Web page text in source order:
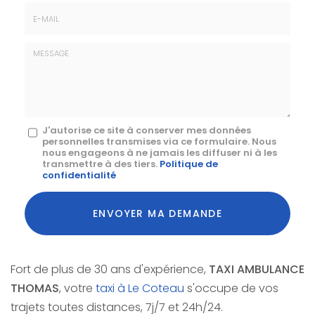
Message
J'autorise ce site à conserver mes données
personnelles transmises via ce formulaire. Nous
nous engageons à ne jamais les diffuser ni à les
transmettre à des tiers. Politique de
confidentialité
Acceptation
RGPD
*
ENVOYER MA DEMANDE
Fort de plus de 30 ans d'expérience, TAXI AMBULANCE
THOMAS, votre taxi à Le Coteau s'occupe de vos
trajets toutes distances, 7j/7 et 24h/24.